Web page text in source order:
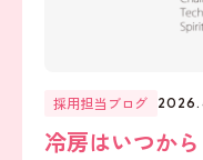
採用担当ブログ
冷房はいつから